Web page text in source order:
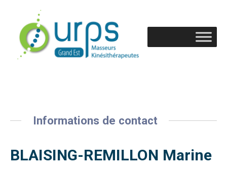
Informations de contact
BLAISING-REMILLON Marine